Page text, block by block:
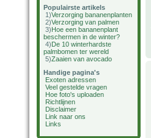
Populairste artikels
1)Verzorging bananenplanten
2)Verzorging van palmen
3)Hoe een bananenplant
beschermen in de winter?
4)De 10 winterhardste
palmbomen ter wereld
5)Zaaien van avocado
Handige pagina's
Exoten adressen
Veel gestelde vragen
Hoe foto's uploaden
Richtlijnen
Disclaimer
Link naar ons
Links